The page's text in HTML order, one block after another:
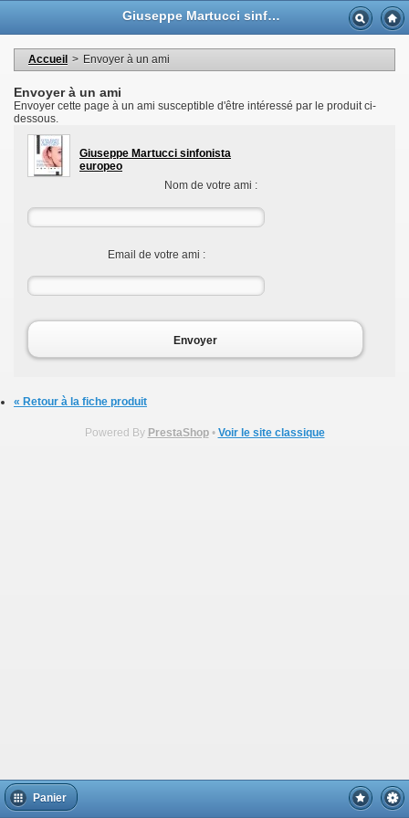
Giuseppe Martucci sinfonista europeo - Casa Musicale Eco
Accueil > Envoyer à un ami
Envoyer à un ami
Envoyer cette page à un ami susceptible d'être intéressé par le produit ci-
dessous.
Giuseppe Martucci sinfonista
europeo
Nom de votre ami :
Email de votre ami :
Envoyer
« Retour à la fiche produit
Powered By PrestaShop• Voir le site classique
Panier
Mes informations personnelles
Mes commandes
Mes bons de réductions
Déconnexion